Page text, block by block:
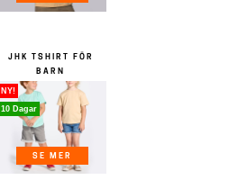
SE MER
NY!
10 Dagar
JHK TSHIRT FÖR
BARN